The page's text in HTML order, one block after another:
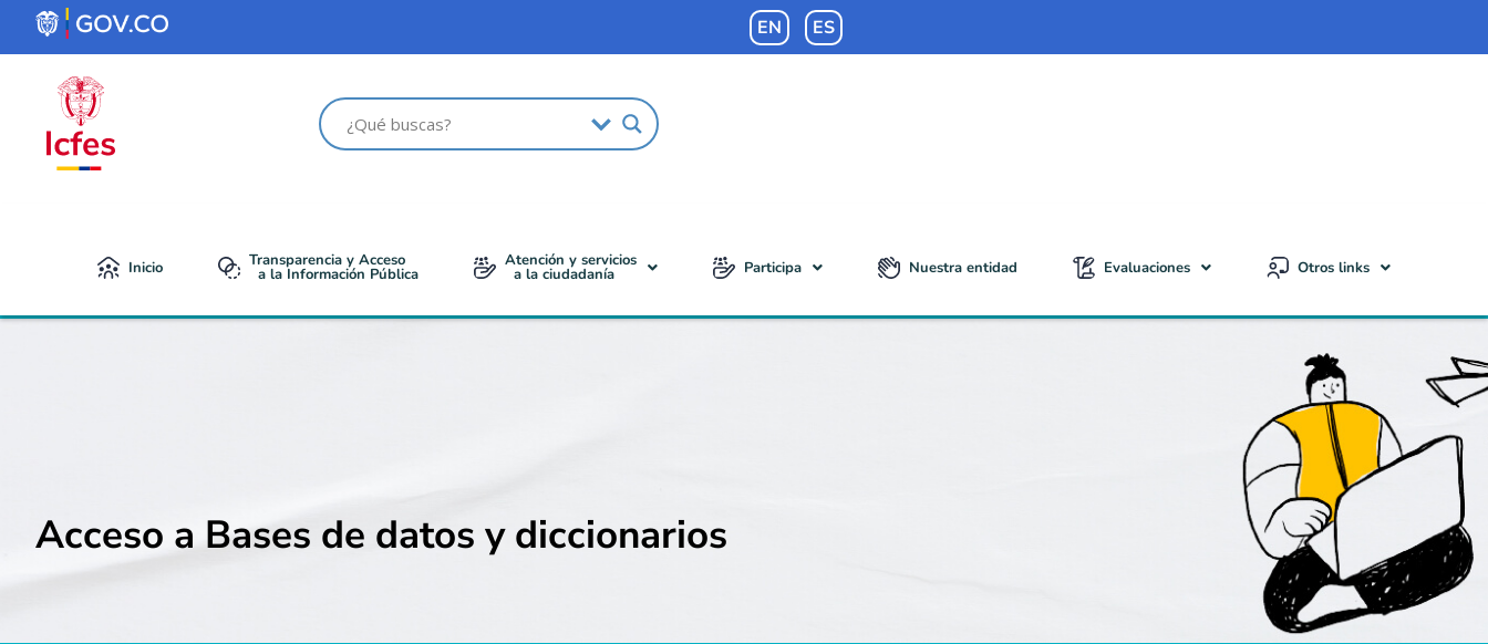
contenido
EN ES
Inicio Transparencia y Acceso
a la Información Pública
Atención y servicios
a la ciudadanía Participa Nuestra entidad Evaluaciones Otros links
Acceso a Bases de datos y diccionarios